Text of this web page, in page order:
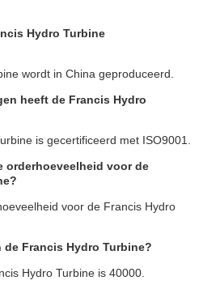
Hydro Turbine
wordt in China geproduceerd.
heeft de Francis Hydro
is gecertificeerd met ISO9001.
orderhoeveelheid voor de
voor de Francis Hydro
de Francis Hydro Turbine?
Hydro Turbine is 40000.